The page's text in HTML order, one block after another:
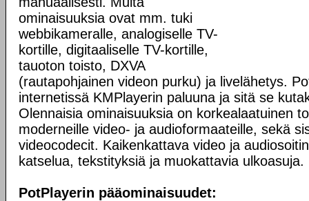
ominaisuuksia ovat mm. tuki
webbikameralle, analogiselle TV-
kortille, digitaaliselle TV-kortille,
tauoton toisto, DXVA
(rautapohjainen videon purku) ja livelähetys.
internetissä KMPlayerin paluuna ja sitä se
Olennaisia ominaisuuksia on korkealaatuinen
moderneille video- ja audioformaateille, sekä
videocodecit. Kaikenkattava video ja
katselua, tekstityksiä ja muokattavia ulkoasuja.
PotPlayerin pääominaisuudet: